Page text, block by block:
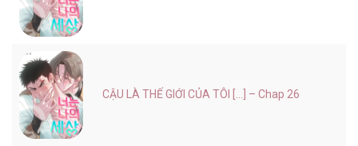
CẬU LÀ THẾ GIỚI CỦA TÔI [...] – Chap 26